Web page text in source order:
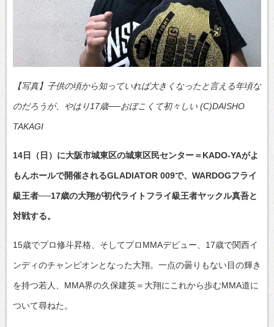
【写真】子供の頃から知っていれば大きくなったと言える年頃な
のだろうが、やはり17歳──おぼこくて初々しい (C)DAISHO
TAKAGI
14日（日）に大阪市城東区の城東区民センター＝KADO-YAがよ
もんホールで開催されるGLADIATOR 009で、WARDOGフライ
級王者──17歳の大翔が初代ライトフライ級王者ヤックル真吾と
対戦する。
15歳でプロ修斗昇格、そしてプロMMAデビュー、17歳で関西イ
ンディのチャンピオンとなった大翔。一点の曇りもない目の輝き
を持つ若人、MMA界の久保建英＝大翔にこれから歩むMMA道に
ついて尋ねた。